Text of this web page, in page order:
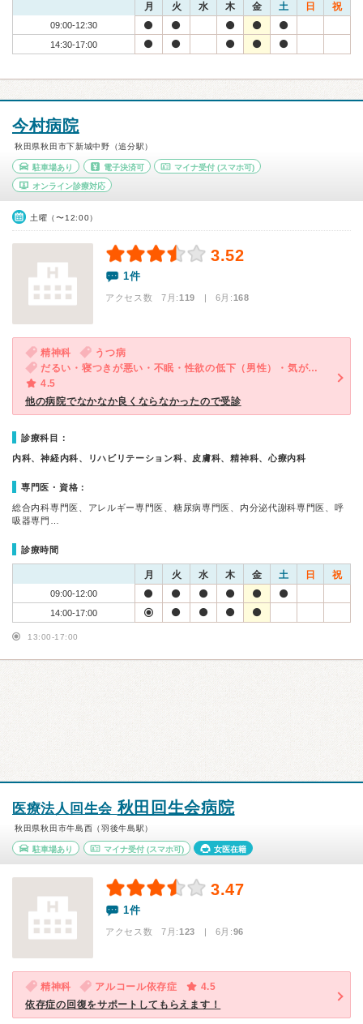
月 火 水 木 金 土 日 祝
09:00-12:30
14:30-17:00
今村病院
秋田県秋田市下新城中野（追分駅）
駐車場あり 電子決済可 マイナ受付 (スマホ可)
オンライン診療対応
土曜（〜12:00）
3.52
1件
アクセス数 7月:119 | 6月:168
精神科
うつ病
だるい・寝つきが悪い・不眠・性欲の低下（男性）・気が滅入る・不安
4.5
他の病院でなかなか良くならなかったので受診
診療科目：
内科、神経内科、リハビリテーション科、皮膚科、精神科、心療内科
専門医・資格：
総合内科専門医、アレルギー専門医、糖尿病専門医、内分泌代謝科専門医、呼
吸器専門…
診療時間
月 火 水 木 金 土 日 祝
09:00-12:00
14:00-17:00
13:00-17:00
医療法人回生会 秋田回生会病院
秋田県秋田市牛島西（羽後牛島駅）
駐車場あり マイナ受付(スマホ可) 女医在籍
3.47
1件
アクセス数 7月:123 | 6月:96
精神科 アルコール依存症
4.5
依存症の回復をサポートしてもらえます！